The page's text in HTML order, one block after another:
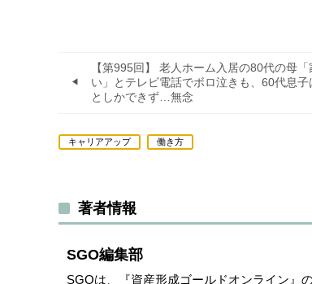
【第995回】 老人ホーム入居の80代の母「
い」とテレビ電話でボロ泣きも、60代息子
としかできず…無念
キャリアアップ 働き方
著者情報
SGO編集部
SGOは、『資産形成ゴールドオンライン』